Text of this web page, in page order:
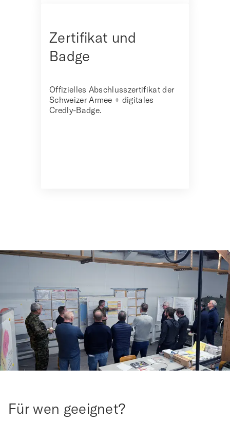
Zertifikat und
Badge
Offizielles Abschlusszertifikat der
Schweizer Armee + digitales
Credly-Badge.
Für wen geeignet?